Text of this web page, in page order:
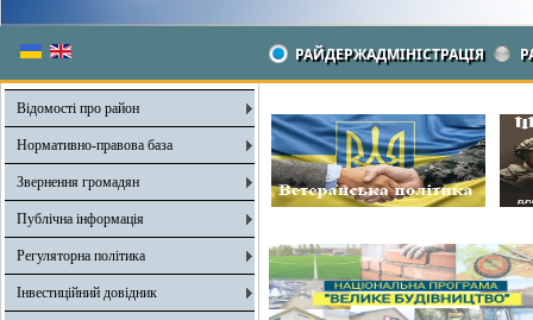
РАЙДЕРЖАДМІНІСТРАЦІЯ
Відомості про район
Нормативно-правова база
Звернення громадян
Публічна інформація
Регуляторна політика
Інвестиційний довідник